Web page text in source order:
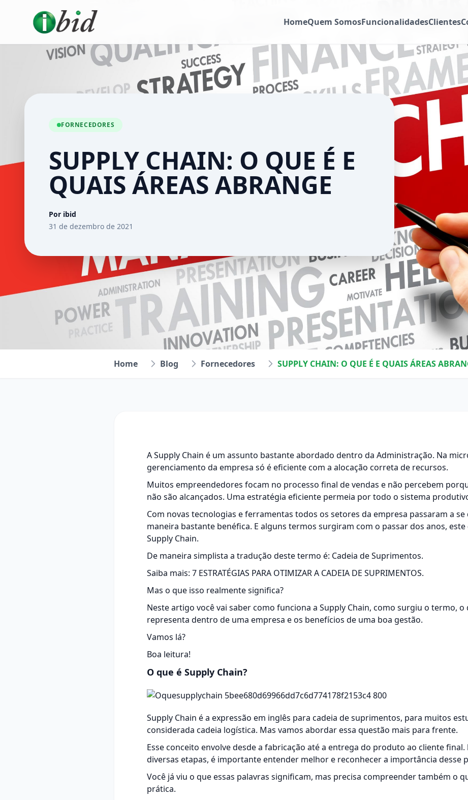
HomeQuem SomosFuncionalidadesClientes
FORNECEDORES
SUPPLY CHAIN: O QUE É E
QUAIS ÁREAS ABRANGE
Por ibid
31 de dezembro de 2021
Home Blog Fornecedores SUPPLY CHAIN: O QUE É E QUAIS ÁREAS
A Supply Chain é um assunto bastante abordado dentro da Administração. Na
gerenciamento da empresa só é eficiente com a alocação correta de recursos.
Muitos empreendedores focam no processo final de vendas e não percebem
não são alcançados. Uma estratégia eficiente permeia por todo o sistema
Com novas tecnologias e ferramentas todos os setores da empresa passaram a
maneira bastante benéfica. E alguns termos surgiram com o passar dos anos, este
Supply Chain.
De maneira simplista a tradução deste termo é: Cadeia de Suprimentos.
Saiba mais: 7 ESTRATÉGIAS PARA OTIMIZAR A CADEIA DE SUPRIMENTOS.
Mas o que isso realmente significa?
Neste artigo você vai saber como funciona a Supply Chain, como surgiu o termo, o
representa dentro de uma empresa e os benefícios de uma boa gestão.
Vamos lá?
Boa leitura!
O que é Supply Chain?
Supply Chain é a expressão em inglês para cadeia de suprimentos, para muitos
considerada cadeia logística. Mas vamos abordar essa questão mais para frente.
Esse conceito envolve desde a fabricação até a entrega do produto ao cliente
diversas etapas, é importante entender melhor e reconhecer a importância desse
Você já viu o que essas palavras significam, mas precisa compreender também o
prática.